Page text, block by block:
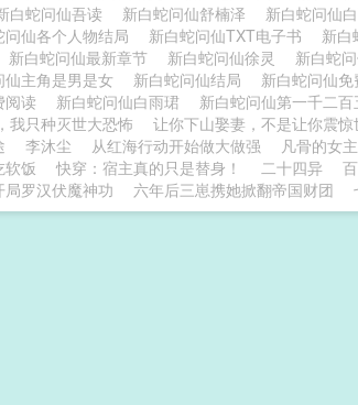
白蛇问仙吾读 新白蛇问仙舒楠泽 新白蛇问仙
问仙各个人物结局 新白蛇问仙TXT电子书 新白
新白蛇问仙最新章节 新白蛇问仙徐灵 新白蛇
仙主角是男是女 新白蛇问仙结局 新白蛇问仙免
阅读 新白蛇问仙白雨珺 新白蛇问仙第一千二
我只种灭世大恐怖 让你下山娶妻，不是让你震惊
李沐尘 从红海行动开始做大做强 凡骨的女主
软饭 快穿：宿主真的只是替身！ 二十四异
罗汉伏魔神功 六年后三崽携她掀翻帝国财团